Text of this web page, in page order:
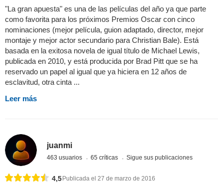
"La gran apuesta" es una de las películas del año ya que parte
como favorita para los próximos Premios Oscar con cinco
nominaciones (mejor película, guion adaptado, director, mejor
montaje y mejor actor secundario para Christian Bale). Está
basada en la exitosa novela de igual título de Michael Lewis,
publicada en 2010, y está producida por Brad Pitt que se ha
reservado un papel al igual que ya hiciera en 12 años de
esclavitud, otra cinta ...
Leer más
juanmi
463 usuarios 65 críticas Sigue sus publicaciones
4,5 Publicada el 27 de marzo de 2016